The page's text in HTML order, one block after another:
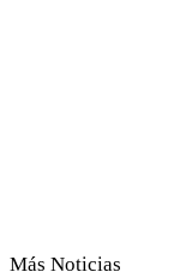
Más Noticias